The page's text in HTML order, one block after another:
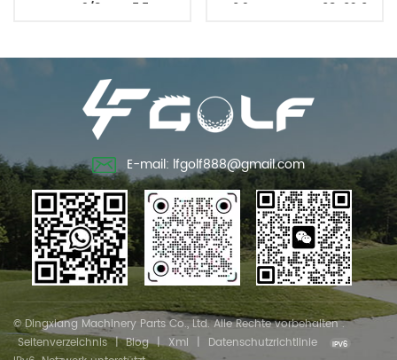
Ersatz, 3/8MT x 5,5L x
x 0,3 AD, ersetzt 108-9210
E-mail: lfgolf888@gmail.com
© Dingxiang Machinery Parts Co., Ltd. Alle Rechte vorbehalten .
Seitenverzeichnis | Blog | Xml | Datenschutzrichtlinie